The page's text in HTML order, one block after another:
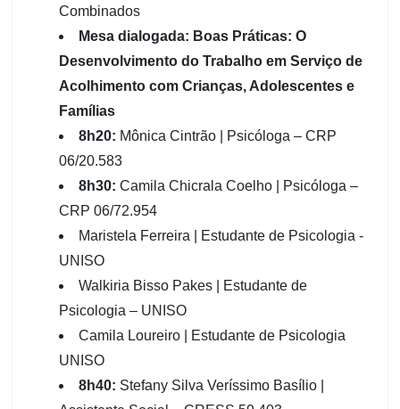
Combinados
Mesa dialogada: Boas Práticas: O
Desenvolvimento do Trabalho em Serviço de
Acolhimento com Crianças, Adolescentes e
Famílias
8h20: Mônica Cintrão | Psicóloga – CRP
06/20.583
8h30:Camila Chicrala Coelho | Psicóloga –
CRP 06/72.954
Maristela Ferreira | Estudante de Psicologia -
UNISO
Walkiria Bisso Pakes | Estudante de
Psicologia – UNISO
Camila Loureiro | Estudante de Psicologia
UNISO
8h40: Stefany Silva Veríssimo Basílio |